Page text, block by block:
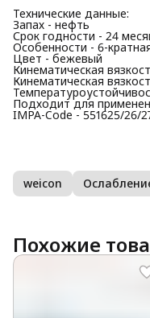
Технические данные:
Запах - нефть
Срок годности - 24
Особенности - 6-
Цвет - бежевый
Кинематическая
Кинематическая
Подходит для
IMPA-Code - 551625/26/
weicon
Похожие